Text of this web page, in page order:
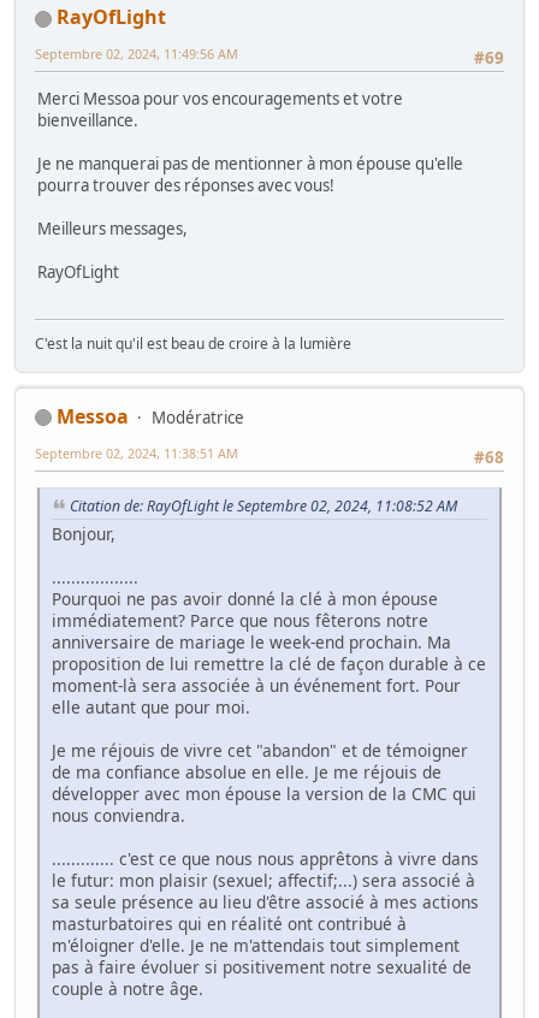
RayOfLight
#69
Septembre 02, 2024, 11:49:56 AM
Merci Messoa pour vos encouragements et votre
bienveillance.
Je ne manquerai pas de mentionner à mon épouse qu'elle
pourra trouver des réponses avec vous!
Meilleurs messages,
RayOfLight
C'est la nuit qu'il est beau de croire à la lumière
Messoa
Modératrice
#68
Septembre 02, 2024, 11:38:51 AM
Citation de: RayOfLight le Septembre 02, 2024, 11:08:52 AM
Bonjour,
..................
Pourquoi ne pas avoir donné la clé à mon épouse
immédiatement? Parce que nous fêterons notre
anniversaire de mariage le week-end prochain. Ma
proposition de lui remettre la clé de façon durable à ce
moment-là sera associée à un événement fort. Pour
elle autant que pour moi.
Je me réjouis de vivre cet "abandon" et de témoigner
de ma confiance absolue en elle. Je me réjouis de
développer avec mon épouse la version de la CMC qui
nous conviendra.
............. c'est ce que nous nous apprêtons à vivre dans
le futur: mon plaisir (sexuel; affectif;...) sera associé à
sa seule présence au lieu d'être associé à mes actions
masturbatoires qui en réalité ont contribué à
m'éloigner d'elle. Je ne m'attendais tout simplement
pas à faire évoluer si positivement notre sexualité de
couple à notre âge.